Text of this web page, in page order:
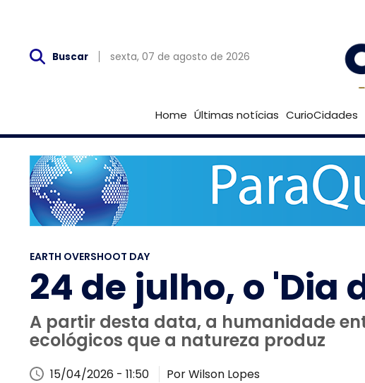
Buscar sexta, 07 de agosto de 2026
Home Últimas notícias CurioCidades
EARTH OVERSHOOT DAY
24 de julho, o 'Dia
A partir desta data, a humanidade
ecológicos que a natureza produz
15/04/2026 - 11:50 Por Wilson Lopes